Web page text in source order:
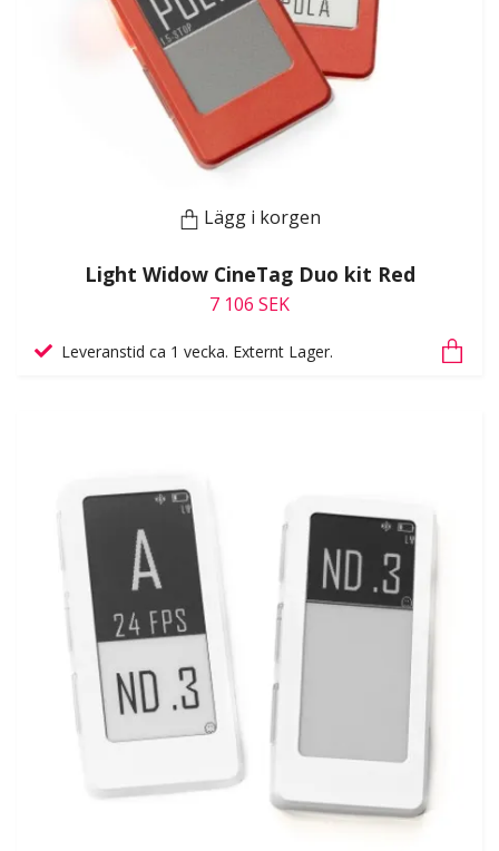
Lägg i korgen
Light Widow CineTag Duo kit Red
7 106 SEK
Leveranstid ca 1 vecka. Externt Lager.